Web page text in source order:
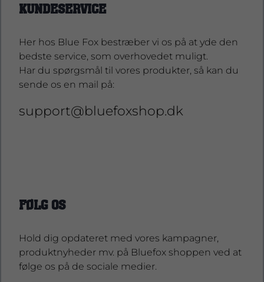
KUNDESERVICE
Her hos Blue Fox bestræber vi os på at yde den
bedste service, som overhovedet muligt.
Har du spørgsmål til vores produkter, så kan du
sende os en mail på:
support@bluefoxshop.dk
FØLG OS
Hold dig opdateret med vores kampagner,
produktnyheder mv. på Bluefox shoppen ved at
følge os på de sociale medier.